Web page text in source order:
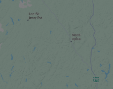
– Économusée de la